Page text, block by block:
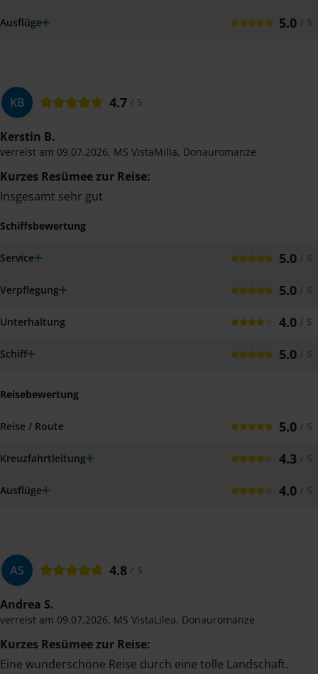
Ausflüge 5.0
KB 4.7 / 5
Kerstin B.
verreist am 09.07.2026, MS VistaMilla, Donauromanze
Kurzes Resümee zur Reise:
Insgesamt sehr gut
Schiffsbewertung
Service 5.0
Verpflegung 5.0
Unterhaltung 4.0 / 5
Schiff 5.0
Reisebewertung
Reise / Route 5.0 / 5
Kreuzfahrtleitung 4.3
Ausflüge 4.0
AS 4.8 / 5
Andrea S.
verreist am 09.07.2026, MS VistaLilea, Donauromanze
Kurzes Resümee zur Reise:
Eine wunderschöne Reise durch eine tolle Landschaft.